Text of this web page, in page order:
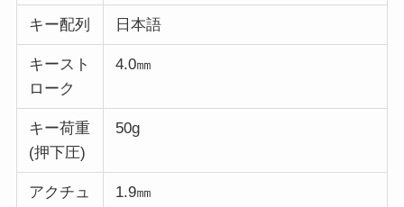
キー配列 日本語
キースト
ローク
4.0㎜
キー荷重
(押下圧)
50g
アクチュ
1.9㎜